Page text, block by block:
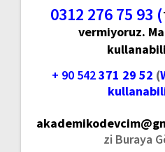
0312 276 75 93 (
vermiyoruz.
+ 90 542371 29 52 (
zi Buraya